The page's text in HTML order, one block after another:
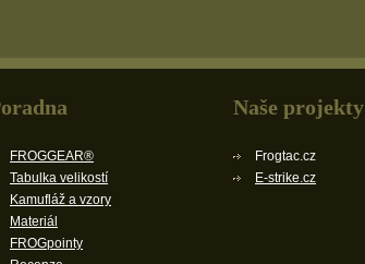
FROGGEAR®
Tabulka velikostí
Kamufláž a vzory
Materiál
FROGpointy
Naše projekty
Frogtac.cz
E-strike.cz